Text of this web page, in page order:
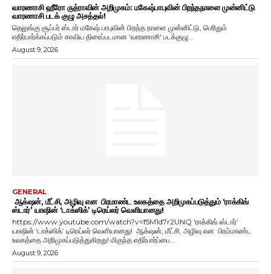
வாரணாசி ஹீரோ ருத்ராவின் அறிமுகம்: மகேஷ்பாபுவின் பிறந்தநாளை முன்னிட்டு
வாரணாசி படக் குழு அசத்தல்!
தெலுங்கு சூப்பர் ஸ்டார் மகேஷ் பாபுவின் பிறந்த நாளை முன்னிட்டு, பெரிதும்
எதிர்பார்க்கப்படும் காவிய திரைப்படமான 'வாரணாசி' படக்குழு...
August 9, 2026
GENERAL
ஆக்‌ஷன், மீட்சி, அழிவு என பிரமாண்ட உலகத்தை அறிமுகப்படுத்தும் ‘ராக்கிங்
ஸ்டார்’ யாஷின் ‘டாக்ஸிக்’ டிரெய்லர் வெளியானது!
https://www.youtube.com/watch?v=f5M1d7r2UNQ ‘ராக்கிங் ஸ்டார்’
யாஷின் ‘டாக்ஸிக்’ டிரெய்லர் வெளியானது! ஆக்‌ஷன், மீட்சி, அழிவு என பிரம்மாண்ட
உலகத்தை அறிமுகப்படுத்துகிறது! மிகுந்த எதிர்பார்ப்பை...
August 9, 2026